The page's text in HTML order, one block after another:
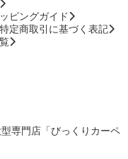
ピングガイド
特定商取引に基づく表記
専門店「びっくりカーペ